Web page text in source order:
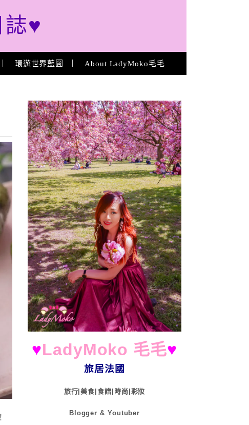
♥
環遊世界藍圖 About LadyMoko毛毛
About
♥LadyMoko 毛毛♥
旅居法國
旅行|美食|食譜|時尚|彩妝
Blogger & Youtuber